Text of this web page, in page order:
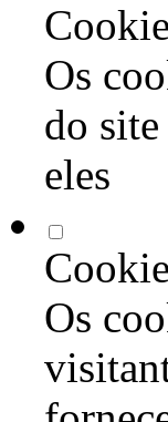
Os
do
eles
Os